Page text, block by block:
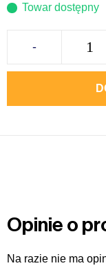
Towar dostępny
-
Opinie o
Na razie nie ma